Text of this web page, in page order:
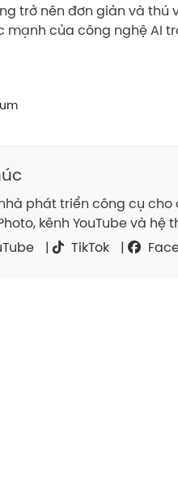
trở nên đơn giản và thú
của công nghệ AI
phát triển công cụ cho
kênh YouTube và hệ
| TikTok |